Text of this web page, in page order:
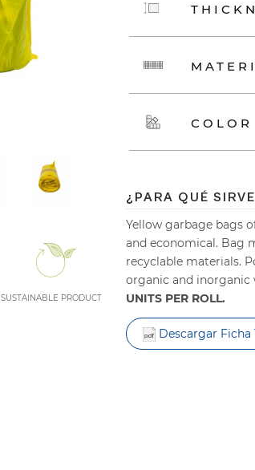
SUSTAINABLE PRODUCT
COLOR
¿PARA QUÉ
Yellow garbage bags
and economical. Bag
recyclable materials.
organic and inorganic
UNITS PER ROLL.
Descargar Ficha